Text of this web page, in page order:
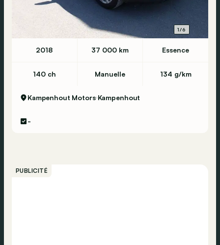
1/6
2018 37 000 km Essence
140 ch Manuelle 134 g/km
Kampenhout Motors Kampenhout
-
PUBLICITÉ